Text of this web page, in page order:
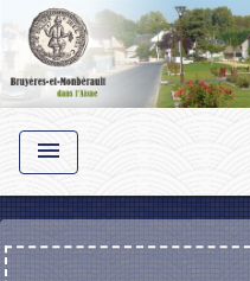
menu